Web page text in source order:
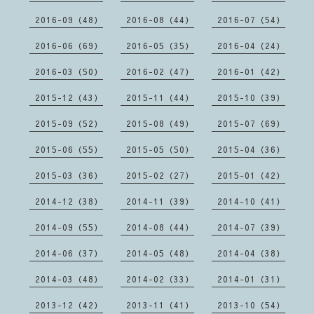
2016-09（48） 2016-08（44） 2016-07（54）
2016-06（69） 2016-05（35） 2016-04（24）
2016-03（50） 2016-02（47） 2016-01（42）
2015-12（43） 2015-11（44） 2015-10（39）
2015-09（52） 2015-08（49） 2015-07（69）
2015-06（55） 2015-05（50） 2015-04（36）
2015-03（36） 2015-02（27） 2015-01（42）
2014-12（38） 2014-11（39） 2014-10（41）
2014-09（55） 2014-08（44） 2014-07（39）
2014-06（37） 2014-05（48） 2014-04（38）
2014-03（48） 2014-02（33） 2014-01（31）
2013-12（42） 2013-11（41） 2013-10（54）